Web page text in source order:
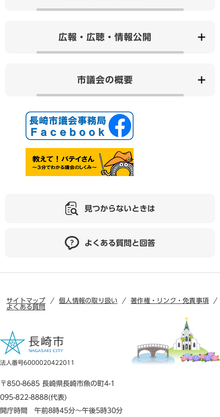
広報・広聴・情報公開
市議会の概要
見つからないときは
よくある質問と回答
サイトマップ 個人情報の取り扱い
著作権・リンク・免責事項
よくある質問
法人番号6000020422011
〒850-8685 長崎県長崎市魚の町4-1
095-822-8888(代表)
開庁時間 午前8時45分～午後5時30分